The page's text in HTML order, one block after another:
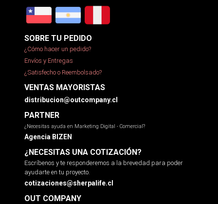
SOBRE TU PEDIDO
¿Cómo hacer un pedido?
Envíos y Entregas
¿Satisfecho o Reembolsado?
VENTAS MAYORISTAS
distribucion@outcompany.cl
PARTNER
¿Necesitas ayuda en Marketing Digital - Comercial?
Agencia BIZEN
¿NECESITAS UNA COTIZACIÓN?
Escríbenos y te responderemos a la brevedad para poder
ayudarte en tu proyecto.
cotizaciones@sherpalife.cl
OUT COMPANY